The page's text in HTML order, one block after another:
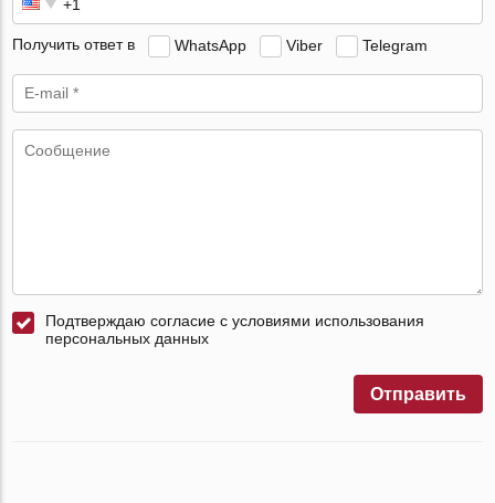
Получить ответ в WhatsApp Viber Telegram
Подтверждаю согласие с условиями использования
персональных данных
Отправить